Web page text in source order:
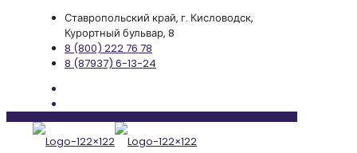
Ставропольский край, г. Кисловодск,
Курортный бульвар, 8
8 (800) 222 76 78
8 (87937) 6-13-24